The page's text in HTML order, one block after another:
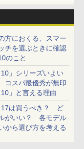
方におくる、スマー
チを選ぶときに確認
のこと
10」シリーズいよい
コスパ最優秀が無印
10」と言える理由
17は買うべき？ ど
がいい？ 各モデル
から選び方を考える